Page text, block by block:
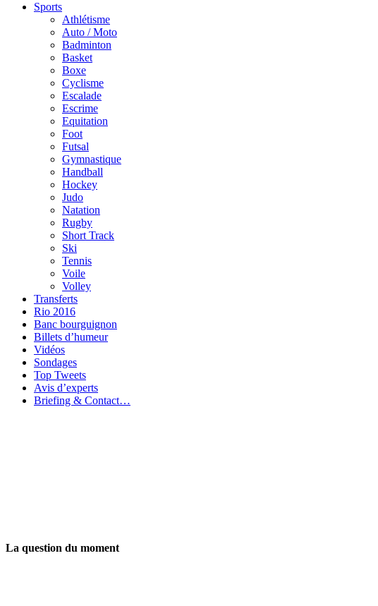
Sports
Athlétisme
Auto / Moto
Badminton
Basket
Boxe
Cyclisme
Escalade
Escrime
Equitation
Foot
Futsal
Gymnastique
Handball
Hockey
Judo
Natation
Rugby
Short Track
Ski
Tennis
Voile
Volley
Transferts
Rio 2016
Banc bourguignon
Billets d’humeur
Vidéos
Sondages
Top Tweets
Avis d’experts
Briefing & Contact…
La question du moment